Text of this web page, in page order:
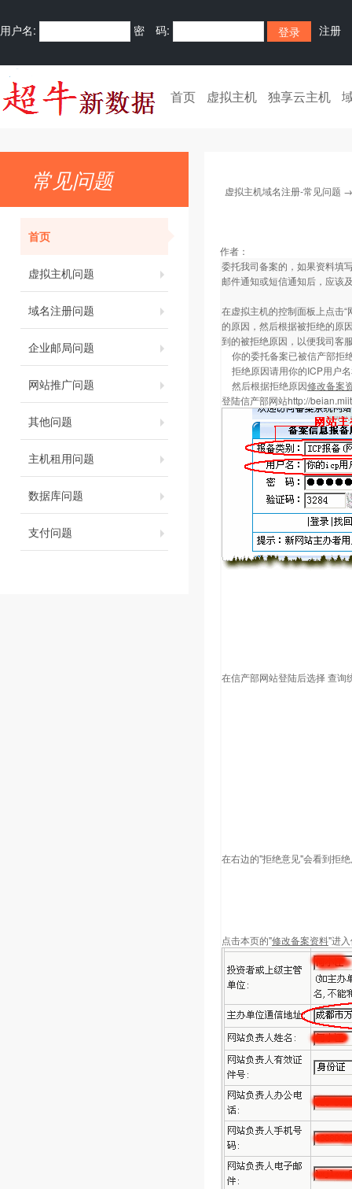
用户名: 密 码: 注册
首页 虚拟主机 独享云主机
常见问题
首页
虚拟主机问题
域名注册问题
企业邮局问题
网站推广问题
其他问题
主机租用问题
数据库问题
支付问题
虚拟主机域名注册-常见问题
作者：
委托我司备案的，如果资料填
邮件通知或短信通知后，应该
在虚拟主机的控制面板上点击
的原因，然后根据被拒绝的原
到的被拒绝原因，以便我司客
你的委托备案已被信产部拒
拒绝原因请用你的ICP用户
然后根据拒绝原因修改备案
登陆信产部网站http://
在信产部网站登陆后选择 查询
在右边的"拒绝意见"会看到拒
点击本页的"修改备案资料"进